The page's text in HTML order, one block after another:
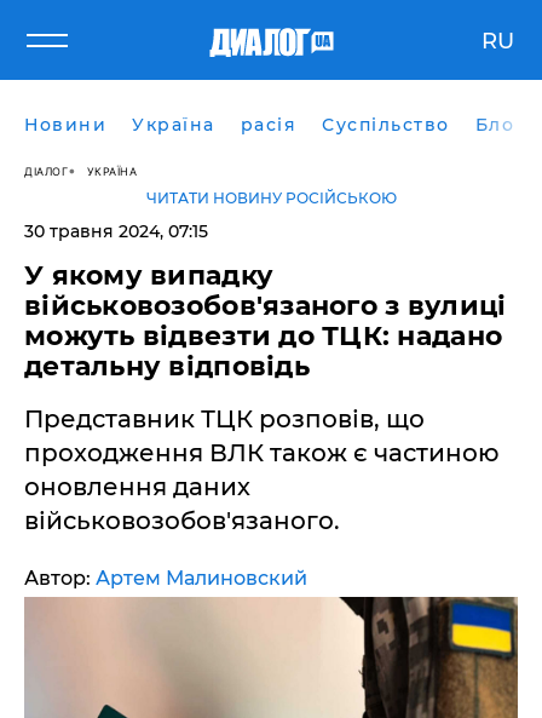
RU
Новини Україна расія Суспільство Блоги
ДІАЛОГ УКРАЇНА
ЧИТАТИ НОВИНУ РОСІЙСЬКОЮ
30 травня 2024, 07:15
У якому випадку
військовозобов'язаного з вулиці
можуть відвезти до ТЦК: надано
детальну відповідь
Представник ТЦК розповів, що
проходження ВЛК також є частиною
оновлення даних
військовозобов'язаного.
Автор: Артем Малиновский